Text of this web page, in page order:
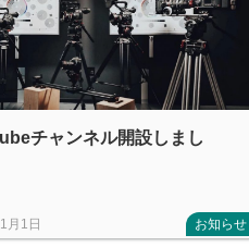
チャンネル開設しまし
月1日 お知らせ